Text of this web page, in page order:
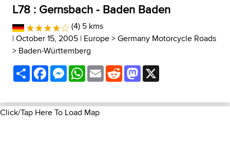
L78 : Gernsbach - Baden Baden
(4) 5 kms
| October 15, 2005 | Europe>Germany Motorcycle Roads
> Baden-Württemberg
ShareFacebookMessenger
WhatsApp
EmailRedditMastodon
Click/Tap Here To Load Map